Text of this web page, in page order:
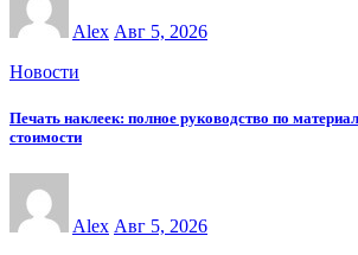
Alex Авг 5, 2026
Новости
Печать наклеек: полное руководство по
стоимости
Alex Авг 5, 2026